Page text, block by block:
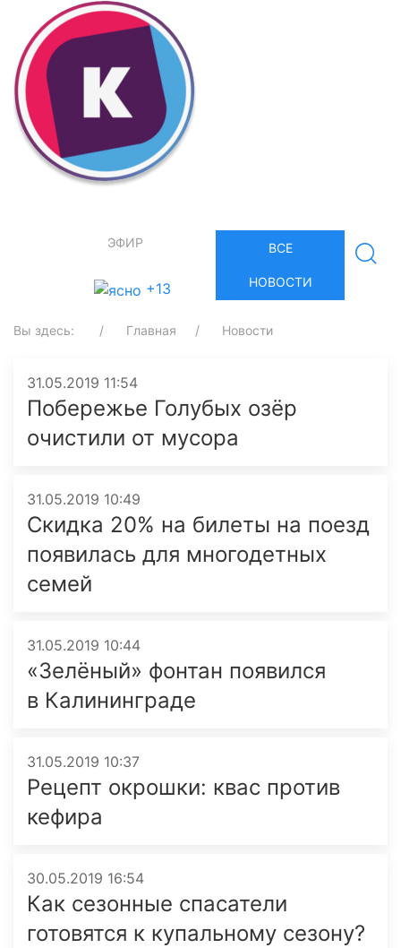
ЭФИР
+13
ВСЕ
НОВОСТИ
Вы здесь: Главная Новости
31.05.2019 11:54
Побережье Голубых озёр
очистили от мусора
31.05.2019 10:49
Скидка 20% на билеты на поезд
появилась для многодетных
семей
31.05.2019 10:44
«Зелёный» фонтан появился
в Калининграде
31.05.2019 10:37
Рецепт окрошки: квас против
кефира
30.05.2019 16:54
Как сезонные спасатели
готовятся к купальному сезону?